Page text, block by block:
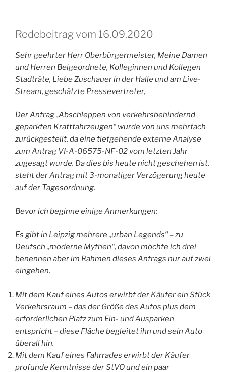
Redebeitrag vom 16.09.2020
Sehr geehrter Herr Oberbürgermeister, Meine Damen
und Herren Beigeordnete, Kolleginnen und Kollegen
Stadträte, Liebe Zuschauer in der Halle und am Live-
Stream, geschätzte Pressevertreter,
Der Antrag „Abschleppen von verkehrsbehindernd
geparkten Kraftfahrzeugen“ wurde von uns mehrfach
zurückgestellt, da eine tiefgehende externe Analyse
zum Antrag VI-A-06575-NF-02 vom letzten Jahr
zugesagt wurde. Da dies bis heute nicht geschehen ist,
steht der Antrag mit 3-monatiger Verzögerung heute
auf der Tagesordnung.
Bevor ich beginne einige Anmerkungen:
Es gibt in Leipzig mehrere „urban Legends“ – zu
Deutsch „moderne Mythen“, davon möchte ich drei
benennen aber im Rahmen dieses Antrags nur auf zwei
eingehen.
Mit dem Kauf eines Autos erwirbt der Käufer ein Stück
Verkehrsraum – das der Größe des Autos plus dem
erforderlichen Platz zum Ein- und Ausparken
entspricht – diese Fläche begleitet ihn und sein Auto
überall hin.
Mit dem Kauf eines Fahrrades erwirbt der Käufer
profunde Kenntnisse der StVO und ein paar